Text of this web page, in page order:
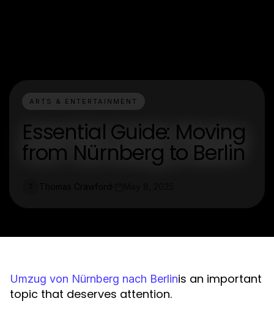
ARTS & ENTERTAINMENT
Essential Guide: Moving
from Nürnberg to Berlin
Umzug von Nürnberg nach Berlinis an important
topic that deserves attention.